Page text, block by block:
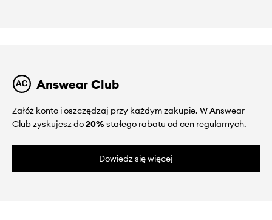
Answear Club
Załóż konto i oszczędzaj przy każdym zakupie. W Answear
Club zyskujesz do20%stałego rabatu od cen regularnych.
Dowiedz się więcej